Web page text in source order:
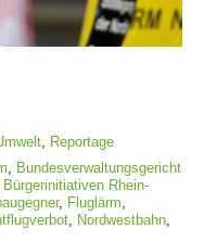
, Reportage
Bundesverwaltungsgericht
Bürgerinitiativen Rhein-
, Fluglärm
Nordwestbahn